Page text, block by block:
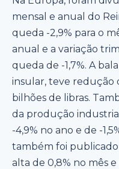
mensal e anual do
queda -2,9% para o
anual e a variação
queda de -1,7%. A
insular, teve redução
bilhões de libras.
da produção
-4,9% no ano e de -
também foi
alta de 0,8% no mês